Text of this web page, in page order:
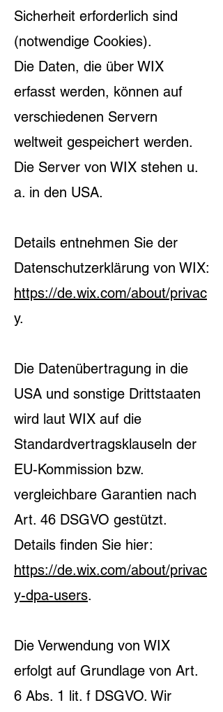
Sicherheit erforderlich sind
(notwendige Cookies).
Die Daten, die über WIX
erfasst werden, können auf
verschiedenen Servern
weltweit gespeichert werden.
Die Server von WIX stehen u.
a. in den USA.
Details entnehmen Sie der
Datenschutzerklärung von WIX:
https://de.wix.com/about/privac
y.
Die Datenübertragung in die
USA und sonstige Drittstaaten
wird laut WIX auf die
Standardvertragsklauseln der
EU-Kommission bzw.
vergleichbare Garantien nach
Art. 46 DSGVO gestützt.
Details finden Sie hier:
https://de.wix.com/about/privac
y-dpa-users.
Die Verwendung von WIX
erfolgt auf Grundlage von Art.
6 Abs. 1 lit. f DSGVO. Wir